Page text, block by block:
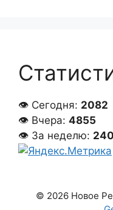
👁 Сегодня: 2082
👁 Вчера: 4855
👁 За неделю:
© 2026 Новое